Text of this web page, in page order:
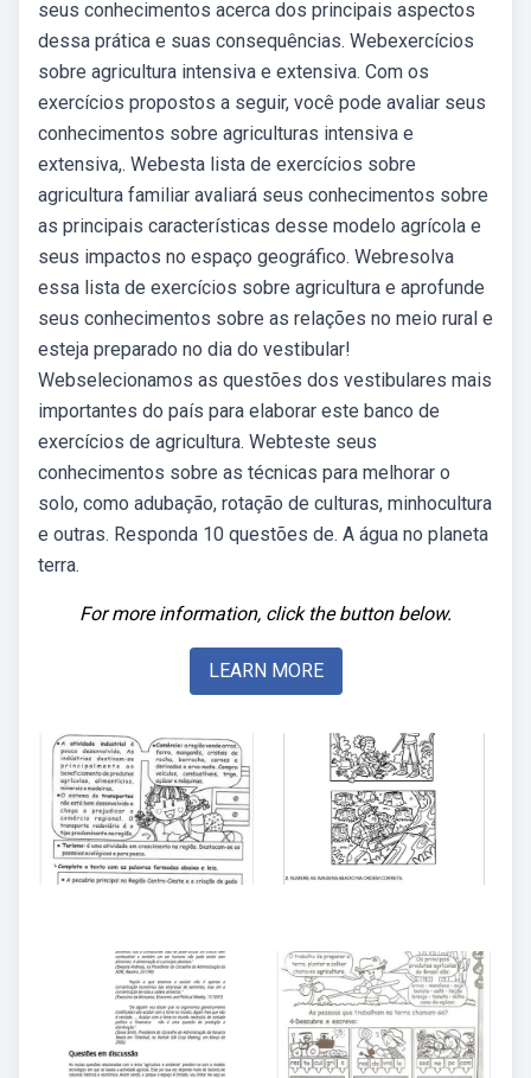
seus conhecimentos acerca dos principais aspectos
dessa prática e suas consequências. Webexercícios
sobre agricultura intensiva e extensiva. Com os
exercícios propostos a seguir, você pode avaliar seus
conhecimentos sobre agriculturas intensiva e
extensiva,. Webesta lista de exercícios sobre
agricultura familiar avaliará seus conhecimentos sobre
as principais características desse modelo agrícola e
seus impactos no espaço geográfico. Webresolva
essa lista de exercícios sobre agricultura e aprofunde
seus conhecimentos sobre as relações no meio rural e
esteja preparado no dia do vestibular!
Webselecionamos as questões dos vestibulares mais
importantes do país para elaborar este banco de
exercícios de agricultura. Webteste seus
conhecimentos sobre as técnicas para melhorar o
solo, como adubação, rotação de culturas, minhocultura
e outras. Responda 10 questões de. A água no planeta
terra.
For more information, click the button below.
LEARN MORE